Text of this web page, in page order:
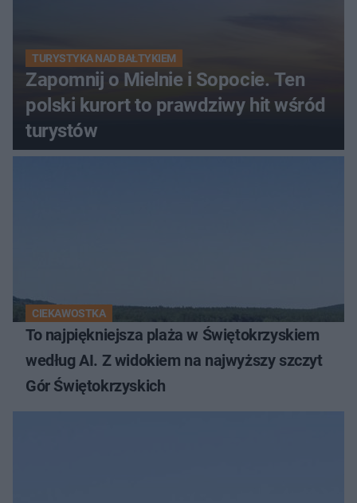
TURYSTYKA NAD BAŁTYKIEM
Zapomnij o Mielnie i Sopocie. Ten
polski kurort to prawdziwy hit wśród
turystów
CIEKAWOSTKA
To najpiękniejsza plaża w Świętokrzyskiem
według AI. Z widokiem na najwyższy szczyt
Gór Świętokrzyskich